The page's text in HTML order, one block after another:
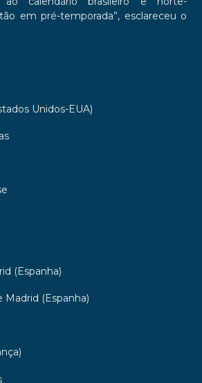
em pré-temporada”, esclareceu o
Unidos-EUA)
(Espanha)
Madrid (Espanha)